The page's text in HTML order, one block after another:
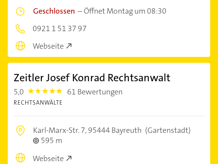
Geschlossen –Öffnet Montag um 08:30
0921 1 51 37 97
Webseite
Zeitler Josef Konrad Rechtsanwalt
5,0 5.0 61 Bewertungen
RECHTSANWÄLTE
Karl-Marx-Str. 7,95444 Bayreuth (Gartenstadt)
595 m
Webseite